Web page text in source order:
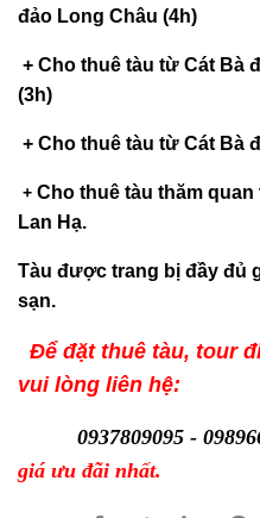
đảo Long Châu (4h)
+ Cho thuê tàu từ Cát Bà
(3h)
+ Cho thuê tàu từ Cát Bà
+ Cho thuê tàu thăm
Lan Hạ.
Tàu được trang bị đầy đủ
sạn.
Để đặt thuê tàu, tour
vui lòng liên hệ:
0937809095 -
giá ưu đãi nhất.